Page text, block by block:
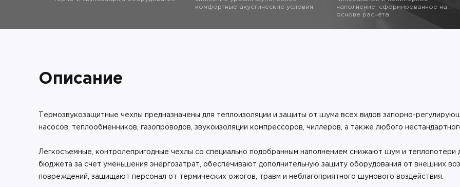
комфортные акустические условия
наполнение, сформированное на
основе расчёта
Описание
Термозвукозащитные чехлы предназначены для теплоизоляции и защиты от шума всех видов запорно-
насосов, теплообменников, газопроводов, звукоизоляции компрессоров, чиллеров, а также любого
Легкосъемные, контролепригодные чехлы со специально подобранным наполнением снижают шум и теплопотери
бюджета за счет уменьшения энергозатрат, обеспечивают дополнительную защиту оборудования от внешних
повреждений, защищают персонал от термических ожогов, травм и неблагоприятного шумового воздействия.